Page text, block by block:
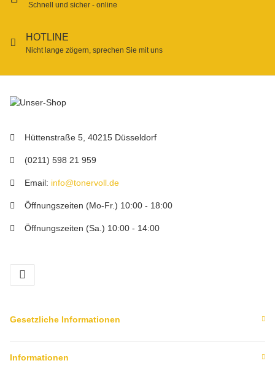
Schnell und sicher - online
HOTLINE
Nicht lange zögern, sprechen Sie mit uns
Hüttenstraße 5, 40215 Düsseldorf
(0211) 598 21 959
Email: info@tonervoll.de
Öffnungszeiten (Mo-Fr.) 10:00 - 18:00
Öffnungszeiten (Sa.) 10:00 - 14:00
Gesetzliche Informationen
Informationen